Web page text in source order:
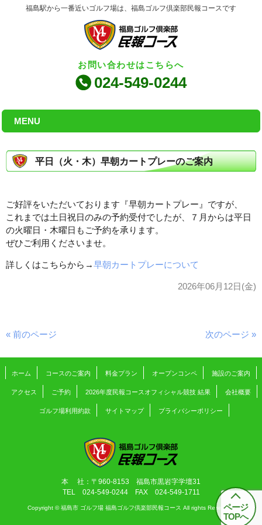
福島駅から一番近いゴルフ場は、福島ゴルフ倶楽部民報コースです
お問い合わせはこちらへ
024-549-0244
MENU
平日（火・木）早朝カートプレーのご案内
ご好評をいただいております『早朝カートプレー』ですが、
これまでは土日祝日のみの予約受付でしたが、７月からは平日
の火曜日・木曜日もご予約を承ります。
ぜひご利用くださいませ。
詳しくはこちらから→早朝カートプレーについて
2026年06月12日(金)
« 前のページ 次のページ »
ホーム コースのご案内 料金プラン オープンコンペ 施設のご案内
アクセス ご予約 2026年度民報コースオフィシャル競技 結果 会社概要
ゴルフ場利用約款 サイトマップ プライバシーポリシー
本 社：〒960-8153 福島市黒岩字学壇31
TEL 024-549-0244 FAX 024-549-1711
Copyright © 福島市 ゴルフ場 福島ゴルフ倶楽部民報コース All rights Reserved.ページ
TOPへ